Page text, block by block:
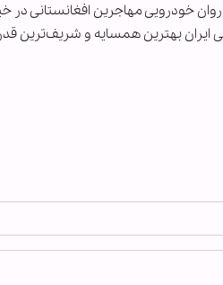
خودرویی مهاجرین افغانستانی در
ایران بهترین همسایه و شریف‌ترین